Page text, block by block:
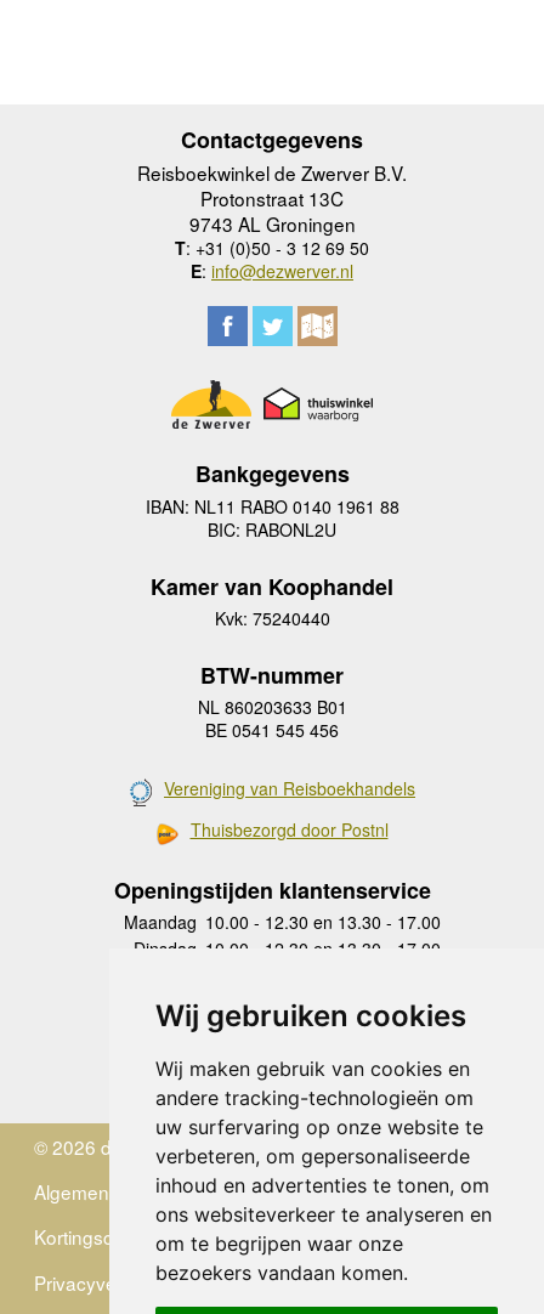
Wij gebruiken cookies
Wij maken gebruik van cookies en
andere tracking-technologieën om
uw surfervaring op onze website te
verbeteren, om gepersonaliseerde
inhoud en advertenties te tonen, om
ons websiteverkeer te analyseren en
om te begrijpen waar onze
bezoekers vandaan komen.
Contactgegevens
Reisboekwinkel de Zwerver B.V.
Protonstraat 13C
9743 AL Groningen
T: +31 (0)50 - 3 12 69 50
E: info@dezwerver.nl
Bankgegevens
IBAN: NL11 RABO 0140 1961 88
BIC: RABONL2U
Kamer van Koophandel
Kvk: 75240440
BTW-nummer
NL 860203633 B01
BE 0541 545 456
Vereniging van Reisboekhandels
Thuisbezorgd door Postnl
Openingstijden klantenservice
Maandag 10.00 - 12.30 en 13.30 - 17.00
Dinsdag 10.00 - 12.30 en 13.30 - 17.00
Donderdag
10.00 - 12.30 en 13.30 - 17.00
Vrijdag 10.00 - 12.30 en 13.30 - 17.00
Zaterdag
gesloten
Zondag gesloten
© 2026 de Zwerver
Algemene Voorwaarden
Kortingscode
Privacyverklaring